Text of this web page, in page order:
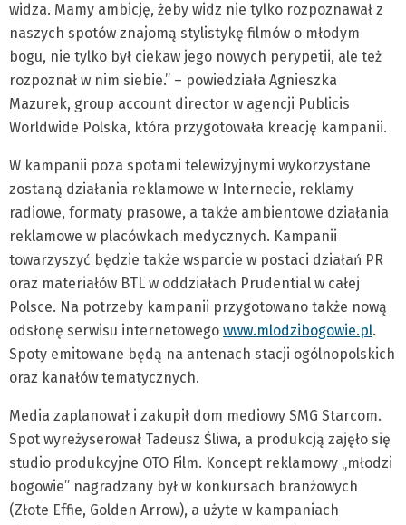
widza. Mamy ambicję, żeby widz nie tylko rozpoznawał z
naszych spotów znajomą stylistykę filmów o młodym
bogu, nie tylko był ciekaw jego nowych perypetii, ale też
rozpoznał w nim siebie.” – powiedziała Agnieszka
Mazurek, group account director w agencji Publicis
Worldwide Polska, która przygotowała kreację kampanii.
W kampanii poza spotami telewizyjnymi wykorzystane
zostaną działania reklamowe w Internecie, reklamy
radiowe, formaty prasowe, a także ambientowe działania
reklamowe w placówkach medycznych. Kampanii
towarzyszyć będzie także wsparcie w postaci działań PR
oraz materiałów BTL w oddziałach Prudential w całej
Polsce. Na potrzeby kampanii przygotowano także nową
odsłonę serwisu internetowego www.mlodzibogowie.pl.
Spoty emitowane będą na antenach stacji ogólnopolskich
oraz kanałów tematycznych.
Media zaplanował i zakupił dom mediowy SMG Starcom.
Spot wyreżyserował Tadeusz Śliwa, a produkcją zajęło się
studio produkcyjne OTO Film. Koncept reklamowy „młodzi
bogowie” nagradzany był w konkursach branżowych
(Złote Effie, Golden Arrow), a użyte w kampaniach